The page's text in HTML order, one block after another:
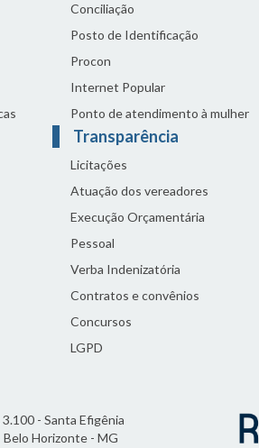
Conciliação
Posto de Identificação
Procon
Internet Popular
Ponto de atendimento à mulher
Transparência
Licitações
Atuação dos vereadores
Execução Orçamentária
Pessoal
Verba Indenizatória
Contratos e convênios
Concursos
LGPD
- Santa Efigênia
Horizonte - MG